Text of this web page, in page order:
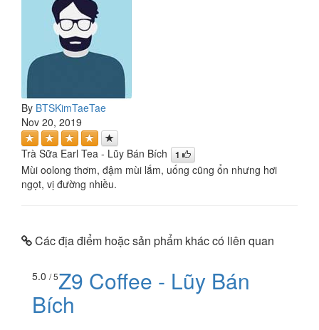
By BTSKimTaeTae
Nov 20, 2019
Trà Sữa Earl Tea - Lũy Bán Bích 1
Mùi oolong thơm, đậm mùi lắm, uống cũng ổn nhưng hơi
ngọt, vị đường nhiều.
Các địa điểm hoặc sản phẩm khác có liên quan
5.0 / 5Z9 Coffee - Lũy Bán
Bích